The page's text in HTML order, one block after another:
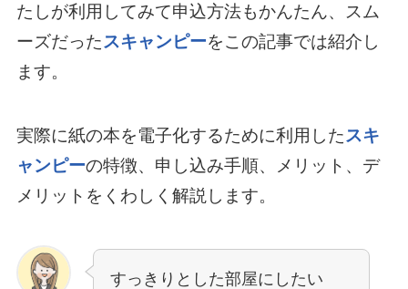
たしが利用してみて申込方法もかんたん、スム
ーズだったスキャンピーをこの記事では紹介し
ます。
実際に紙の本を電子化するために利用したスキ
ャンピーの特徴、申し込み手順、メリット、デ
メリットをくわしく解説します。
すっきりとした部屋にしたい